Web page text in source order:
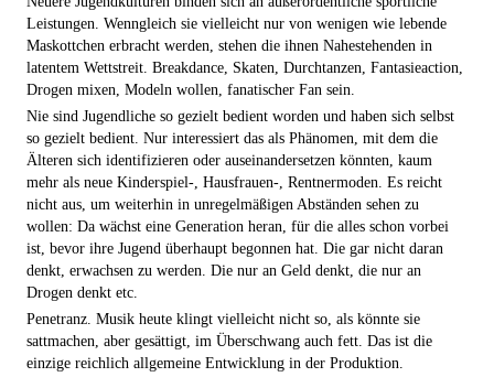
Leistungen. Wenngleich sie vielleicht nur von wenigen wie lebende
Maskottchen erbracht werden, stehen die ihnen Nahestehenden in
latentem Wettstreit. Breakdance, Skaten, Durchtanzen, Fantasieaction,
Drogen mixen, Modeln wollen, fanatischer Fan sein.
Nie sind Jugendliche so gezielt bedient worden und haben sich selbst
so gezielt bedient. Nur interessiert das als Phänomen, mit dem die
Älteren sich identifizieren oder auseinandersetzen könnten, kaum
mehr als neue Kinderspiel-, Hausfrauen-, Rentnermoden. Es reicht
nicht aus, um weiterhin in unregelmäßigen Abständen sehen zu
wollen: Da wächst eine Generation heran, für die alles schon vorbei
ist, bevor ihre Jugend überhaupt begonnen hat. Die gar nicht daran
denkt, erwachsen zu werden. Die nur an Geld denkt, die nur an
Drogen denkt etc.
Penetranz. Musik heute klingt vielleicht nicht so, als könnte sie
sattmachen, aber gesättigt, im Überschwang auch fett. Das ist die
einzige reichlich allgemeine Entwicklung in der Produktion.